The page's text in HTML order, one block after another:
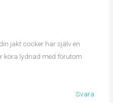
jakt cocker har själv en
köra lydnad med förutom
Svara